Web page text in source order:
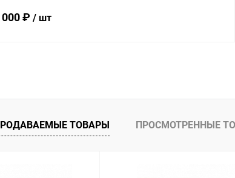
000 ₽ / шт
в 1 клик Сравнение
В наличии
ТОВАРЫ ПРОСМОТРЕННЫЕ